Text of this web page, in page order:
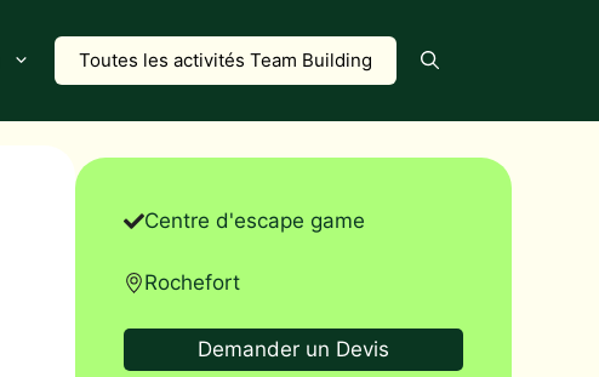
Toutes les activités Team Building
Centre d'escape game
Rochefort
Demander un Devis